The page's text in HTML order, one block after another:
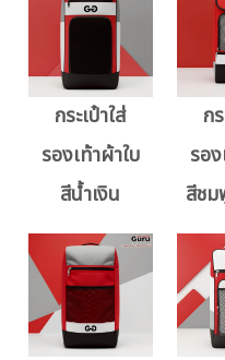
กระเป๋าใส่
รองเท้าผ้าใบ
สีน้ำเงิน
ก
รอ
สีชม